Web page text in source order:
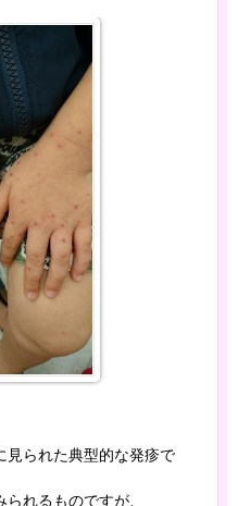
見られた典型的な発疹で
れるものですが、